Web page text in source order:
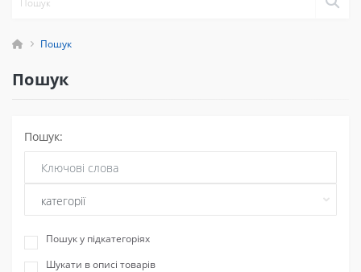
Пошук
Пошук
Пошук:
Пошук у підкатегоріях
Шукати в описі товарів